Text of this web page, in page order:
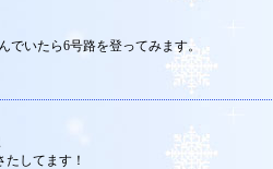
いたら6号路を登ってみます。
してます！